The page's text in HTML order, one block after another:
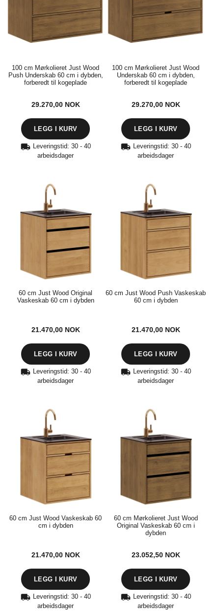
100 cm Mørkolieret Just Wood
Push Underskab 60 cm i dybden,
forberedt til kogeplade
29.270,00 NOK
100 cm Mørkolieret Just Wood
Underskab 60 cm i dybden,
forberedt til kogeplade
29.270,00 NOK
Leveringstid: 30 - 40
arbeidsdager
60 cm Just Wood Original
Vaskeskab 60 cm i dybden
21.470,00 NOK
Leveringstid: 30 - 40
arbeidsdager
60 cm Just Wood Push Vaskeskab
60 cm i dybden
21.470,00 NOK
Leveringstid: 30 - 40
arbeidsdager
60 cm Just Wood Vaskeskab 60
cm i dybden
21.470,00 NOK
Leveringstid: 30 - 40
arbeidsdager
60 cm Mørkolieret Just Wood
Original Vaskeskab 60 cm i
dybden
23.052,50 NOK
Leveringstid: 30 - 40
arbeidsdager
Leveringstid: 30 - 40
arbeidsdager